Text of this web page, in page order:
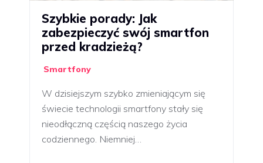
Szybkie porady: Jak
zabezpieczyć swój smartfon
przed kradzieżą?
Smartfony
W dzisiejszym szybko zmieniającym się
świecie technologii smartfony stały się
nieodłączną częścią naszego życia
codziennego. Niemniej…